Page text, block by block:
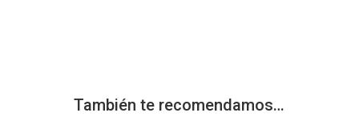
También te recomendamos…